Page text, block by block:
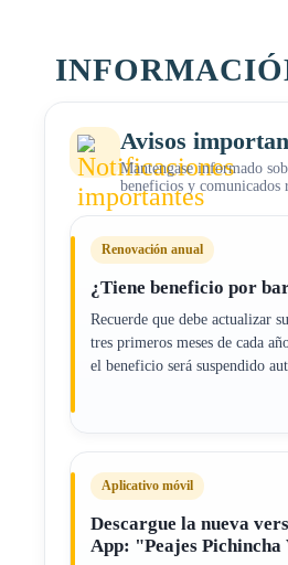
Avisos
Mantengase informado
beneficios y comunicados
Renovación anual
¿Tiene beneficio por
Recuerde que debe actualizar
tres primeros meses de cada
el beneficio será suspendido
Aplicativo móvil
Descargue la nueva
App: "Peajes Pichincha